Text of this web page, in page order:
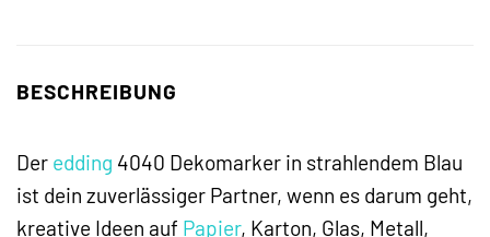
BESCHREIBUNG
Der edding 4040 Dekomarker in strahlendem Blau
ist dein zuverlässiger Partner, wenn es darum geht,
kreative Ideen auf Papier, Karton, Glas, Metall,